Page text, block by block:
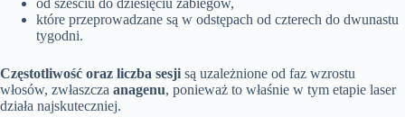
od sześciu do dziesięciu zabiegów,
które przeprowadzane są w odstępach od czterech do dwunastu
tygodni.
Częstotliwość oraz liczba sesji są uzależnione od faz wzrostu
włosów, zwłaszcza anagenu, ponieważ to właśnie w tym etapie laser
działa najskuteczniej.